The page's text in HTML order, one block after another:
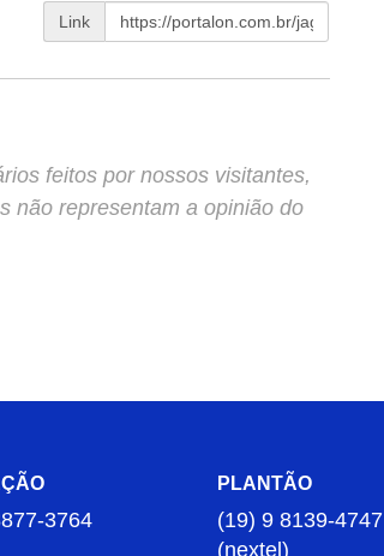
Link
feitos por nossos visitantes,
não representam a opinião do
3764
PLANTÃO
(19) 9 8139-4747
(nextel)